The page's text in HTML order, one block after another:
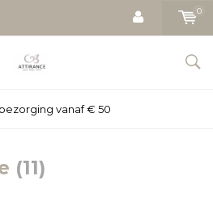
0
vanaf € 50
(11)